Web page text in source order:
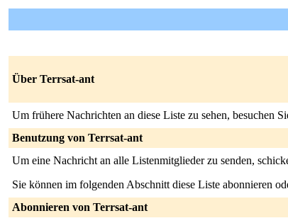
Über Terrsat-ant
Um frühere Nachrichten an diese Liste zu sehen, besuchen
Benutzung von Terrsat-ant
Um eine Nachricht an alle Listenmitglieder zu senden,
Sie können im folgenden Abschnitt diese Liste abonnieren
Abonnieren von Terrsat-ant